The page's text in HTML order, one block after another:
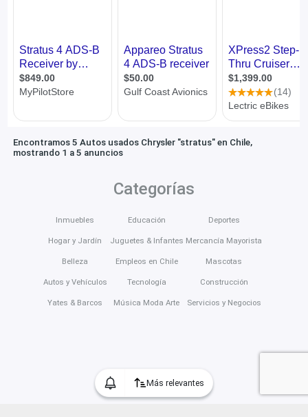
Más relevantes
Encontramos 5 Autos usados Chrysler "stratus" en Chile,
mostrando 1 a 5 anuncios
Categorías
Inmuebles
Hogar y Jardín
Belleza
Autos y Vehículos
Yates & Barcos
Educación
Juguetes & Infantes
Empleos en Chile
Tecnología
Música Moda Arte
Deportes
Mercancía Mayorista
Mascotas
Construcción
Servicios y Negocios